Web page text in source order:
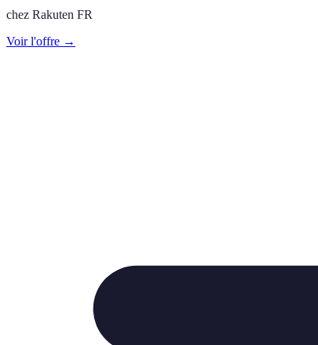
chez Rakuten FR
Voir l'offre →